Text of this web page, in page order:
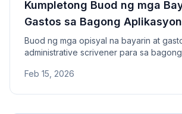
Kumpletong Buod ng mga
Gastos sa Bagong
renew, at Pagbabago ng
Residence sa Japan
Buod ng mga opisyal na bayarin at
administrative scrivener para sa
Japan.
Feb 15, 2026